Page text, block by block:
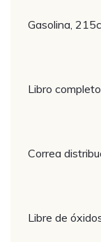
Gasolina,
Libro
Correa
Libre de